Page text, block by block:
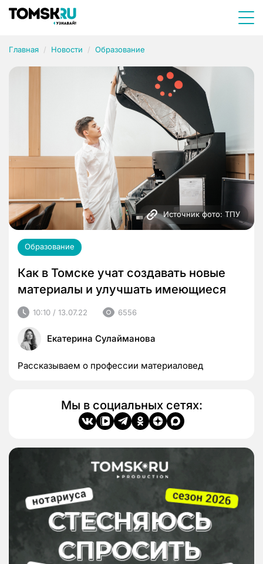
Главная Новости Образование
Источник фото: ТПУ
Образование
Как в Томске учат создавать новые
материалы и улучшать имеющиеся
10:10 / 13.07.22 6556
Екатерина Сулайманова
Рассказываем о профессии материаловед
Мы в социальных сетях: